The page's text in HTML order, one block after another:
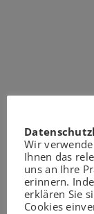
Wir
Ihnen das
uns an Ihre
erinnern.
erklären Sie
Cookies